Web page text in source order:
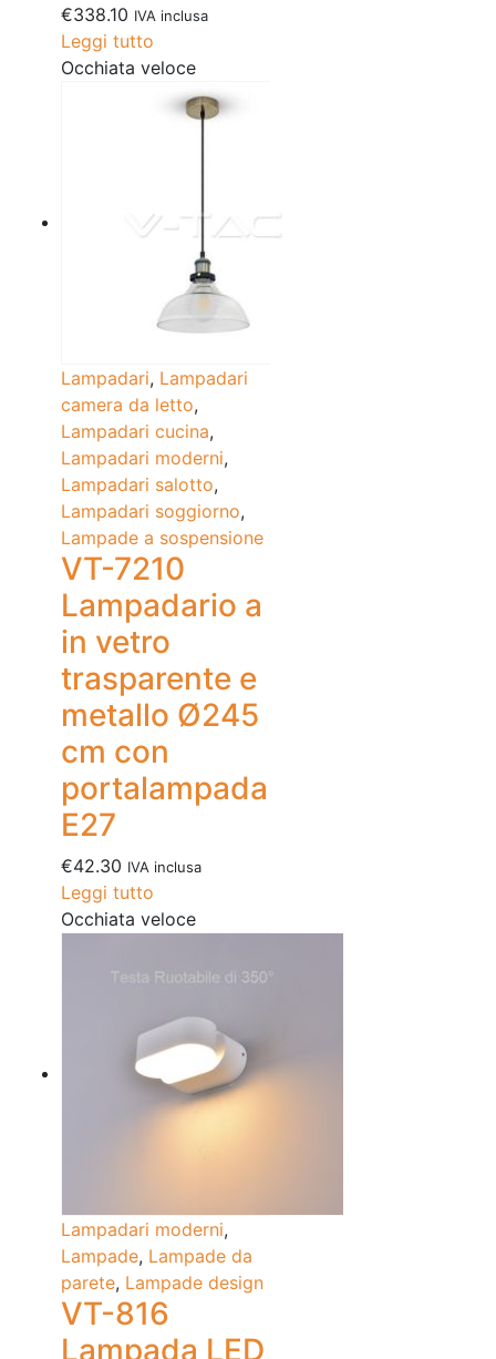
€338.10 IVA inclusa
Leggi tutto
Occhiata veloce
Lampadari, Lampadari
camera da letto,
Lampadari cucina,
Lampadari moderni,
Lampadari salotto,
Lampadari soggiorno,
Lampade a sospensione
VT-7210
Lampadario a
in vetro
trasparente e
metallo Ø245
cm con
portalampada
E27
€42.30 IVA inclusa
Leggi tutto
Occhiata veloce
Lampadari moderni,
Lampade, Lampade da
parete, Lampade design
VT-816
Lampada LED